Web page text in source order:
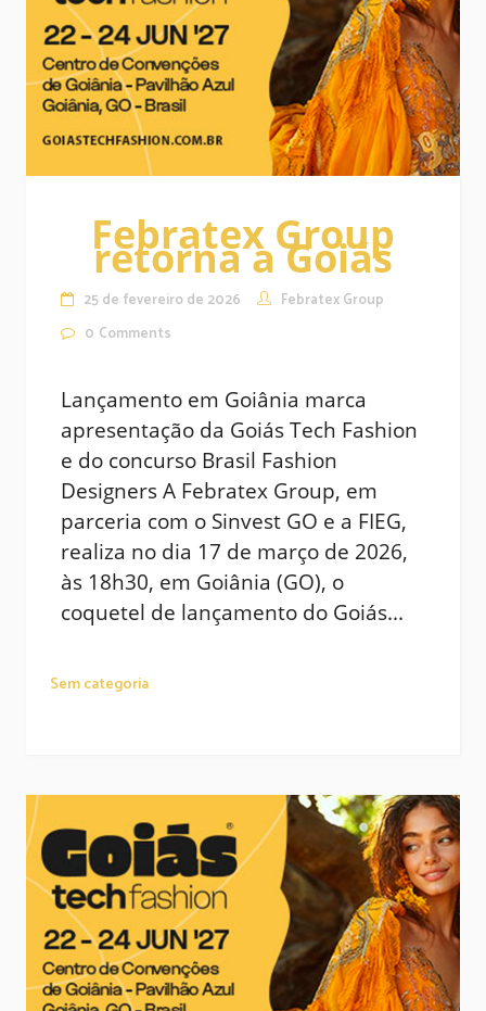
Febratex Group
retorna a Goiás
25 de fevereiro de 2026
Febratex Group
0 Comments
Lançamento em Goiânia marca
apresentação da Goiás Tech Fashion
e do concurso Brasil Fashion
Designers A Febratex Group, em
parceria com o Sinvest GO e a FIEG,
realiza no dia 17 de março de 2026,
às 18h30, em Goiânia (GO), o
coquetel de lançamento do Goiás...
Sem categoria